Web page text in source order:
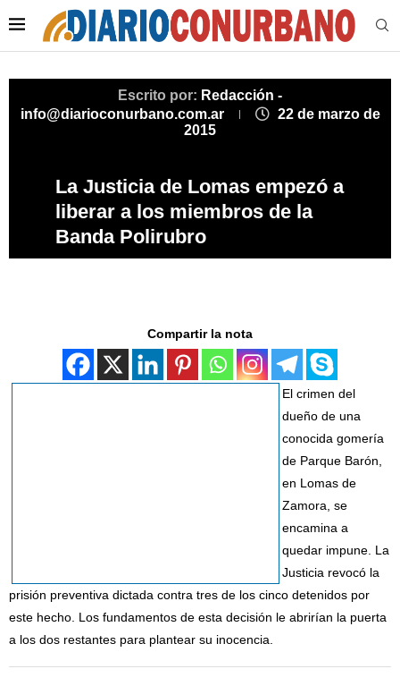
Escrito por: Redacción -
info@diarioconurbano.com.ar
22 de marzo de
2015
La Justicia de Lomas empezó a
liberar a los miembros de la
Banda Polirubro
Compartir la nota
El crimen del
dueño de una
conocida gomería
de Parque Barón,
en Lomas de
Zamora, se
encamina a
quedar impune. La
Justicia revocó la
prisión preventiva dictada contra tres de los cinco detenidos por
este hecho. Los fundamentos de esta decisión le abrirían la puerta
a los dos restantes para plantear su inocencia.